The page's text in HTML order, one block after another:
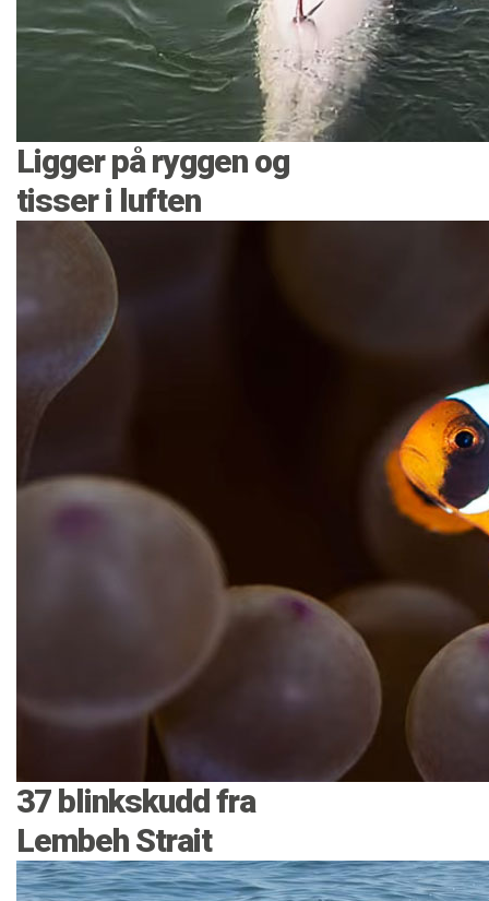
Ligger på ryggen og
tisser i luften
37 blinkskudd fra
Lembeh Strait